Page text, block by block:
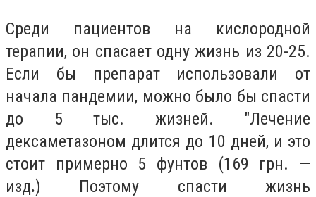
Среди пациентов на кислородной
терапии, он спасает одну жизнь из 20-25.
Если бы препарат использовали от
начала пандемии, можно было бы спасти
до 5 тыс. жизней. "Лечение
дексаметазоном длится до 10 дней, и это
стоит примерно 5 фунтов (169 грн. —
изд.) Поэтому спасти жизнь